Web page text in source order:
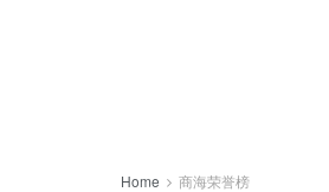
Home 商海荣誉榜